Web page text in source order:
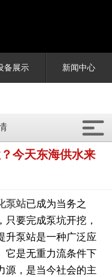
备展示 新闻中心

今天东海供水来
泵站已成为当务之
只要完成泵坑开挖，
升泵站是一种广泛应
它是无重力流条件下
源，是当今社会的主